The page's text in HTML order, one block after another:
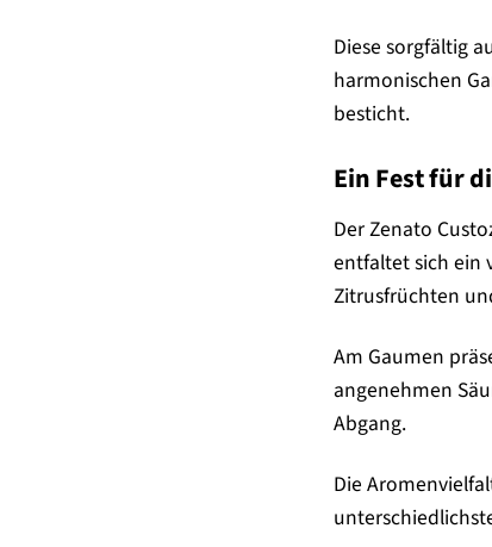
Diese sorgfältig
harmonischen
besticht.
Ein Fest für
Der Zenato
entfaltet sich ein
Zitrusfrüchten
Am Gaumen
angenehmen
Abgang.
Die